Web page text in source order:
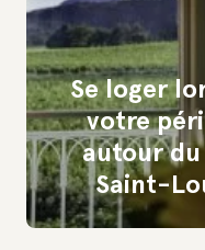
Se loger
votre
autour du
Saint-